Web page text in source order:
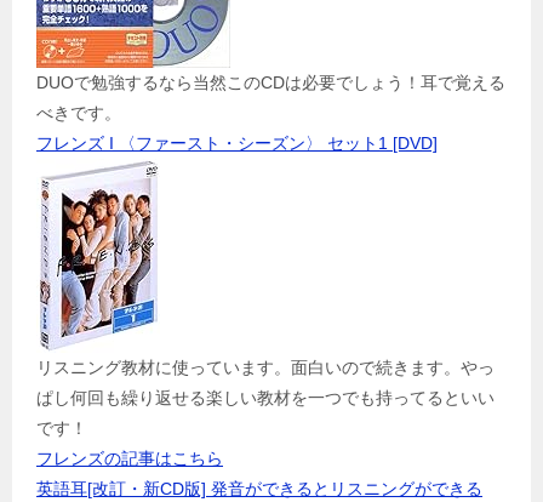
DUOで勉強するなら当然このCDは必要でしょう！耳で覚える
べきです。
フレンズ I 〈ファースト・シーズン〉 セット1 [DVD]
リスニング教材に使っています。面白いので続きます。やっ
ぱし何回も繰り返せる楽しい教材を一つでも持ってるといい
です！
フレンズの記事はこちら
英語耳[改訂・新CD版] 発音ができるとリスニングができる